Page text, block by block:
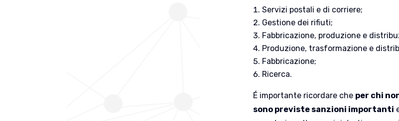
Servizi postali e di corriere;
Gestione dei rifiuti;
Fabbricazione, produzione e
Produzione, trasformazione e
Fabbricazione;
Ricerca.
É importante ricordare che per chi
sono previste sanzioni importanti